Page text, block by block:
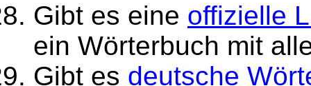
Gibt es eine offizielle
ein Wörterbuch mit
Gibt es deutsche